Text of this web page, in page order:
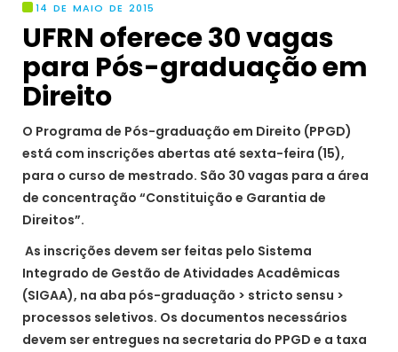
o
n
14 DE MAIO DE 2015
UFRN oferece 30 vagas
para Pós-graduação em
Direito
O Programa de Pós-graduação em Direito (PPGD)
está com inscrições abertas até sexta-feira (15),
para o curso de mestrado. São 30 vagas para a área
de concentração “Constituição e Garantia de
Direitos”.
As inscrições devem ser feitas pelo Sistema
Integrado de Gestão de Atividades Acadêmicas
(SIGAA), na aba pós-graduação > stricto sensu >
processos seletivos. Os documentos necessários
devem ser entregues na secretaria do PPGD e a taxa